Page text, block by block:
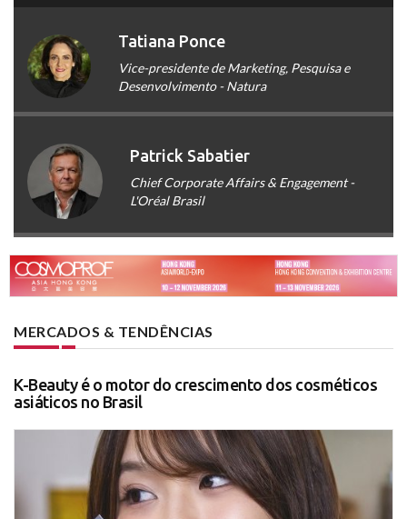
Tatiana Ponce
Vice-presidente de Marketing, Pesquisa e
Desenvolvimento - Natura
Patrick Sabatier
Chief Corporate Affairs & Engagement -
L'Oréal Brasil
MERCADOS & TENDÊNCIAS
K-Beauty é o motor do crescimento dos cosméticos
asiáticos no Brasil